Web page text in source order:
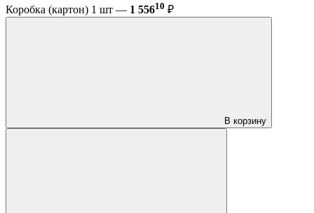
Коробка (картон) 1 шт — 1 55610 ₽
В корзину